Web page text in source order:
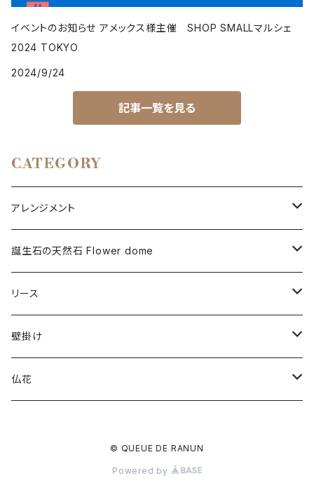
イベントのお知らせ アメックス様主催 SHOP SMALLマルシェ
2024 TOKYO
2024/9/24
記事一覧を見る
CATEGORY
アレンジメント
プリザーブドフラワー
ドライフラワー
アーティフィシャルフラワー
誕生石の天然石 Flower dome
プリザーブドフラワー
ドライフラワー
リース
プリザーブドフラワー
ドライフラワー
壁掛け
プリザーブドフラワー
仏花
© QUEUE DE RANUN
Powered by